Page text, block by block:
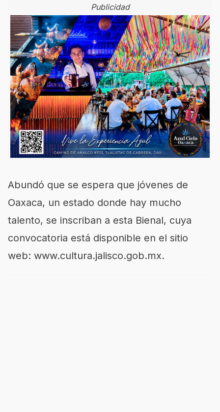
Publicidad
Abundó que se espera que jóvenes de
Oaxaca, un estado donde hay mucho
talento, se inscriban a esta Bienal, cuya
convocatoria está disponible en el sitio
web: www.cultura.jalisco.gob.mx.